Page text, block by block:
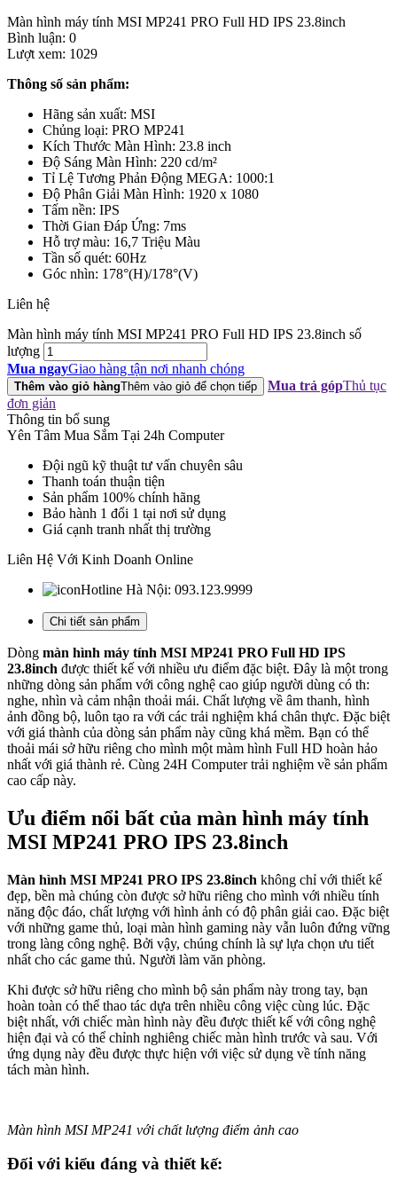
Màn hình máy tính MSI MP241 PRO Full HD IPS 23.8inch
Bình luận: 0
Lượt xem: 1029
Thông số sản phẩm:
Hãng sản xuất: MSI
Chủng loại: PRO MP241
Kích Thước Màn Hình: 23.8 inch
Độ Sáng Màn Hình: 220 cd/m²
Tỉ Lệ Tương Phản Động MEGA: 1000:1
Độ Phân Giải Màn Hình: 1920 x 1080
Tấm nền: IPS
Thời Gian Đáp Ứng: 7ms
Hỗ trợ màu: 16,7 Triệu Màu
Tần số quét: 60Hz
Góc nhìn: 178°(H)/178°(V)
Liên hệ
Màn hình máy tính MSI MP241 PRO Full HD IPS 23.8inch số
lượng
Mua ngayGiao hàng tận nơi nhanh chóng
Thêm vào giỏ hàngThêm vào giỏ để chọn tiếp Mua trả gópThủ tục
đơn giản
Thông tin bổ sung
Yên Tâm Mua Sắm Tại 24h Computer
Đội ngũ kỹ thuật tư vấn chuyên sâu
Thanh toán thuận tiện
Sản phẩm 100% chính hãng
Bảo hành 1 đổi 1 tại nơi sử dụng
Giá cạnh tranh nhất thị trường
Liên Hệ Với Kinh Doanh Online
Hotline Hà Nội: 093.123.9999
Chi tiết sản phẩm
Dòng màn hình máy tính MSI MP241 PRO Full HD IPS
23.8inch được thiết kế với nhiều ưu điểm đặc biệt. Đây là một trong
những dòng sản phẩm với công nghệ cao giúp người dùng có th:
nghe, nhìn và cảm nhận thoải mái. Chất lượng về âm thanh, hình
ảnh đồng bộ, luôn tạo ra với các trải nghiệm khá chân thực. Đặc biệt
với giá thành của dòng sản phẩm này cũng khá mềm. Bạn có thể
thoải mái sở hữu riêng cho mình một màm hình Full HD hoàn hảo
nhất với giá thành rẻ. Cùng 24H Computer trải nghiệm về sản phẩm
cao cấp này.
Ưu điểm nổi bất của màn hình máy tính
MSI MP241 PRO IPS 23.8inch
Màn hình MSI MP241 PRO IPS 23.8inch không chỉ với thiết kế
đẹp, bền mà chúng còn được sở hữu riêng cho mình với nhiều tính
năng độc đáo, chất lượng với hình ảnh có độ phân giải cao. Đặc biệt
với những game thủ, loại màn hình gaming này vẫn luôn đứng vững
trong làng công nghệ. Bởi vậy, chúng chính là sự lựa chọn ưu tiết
nhất cho các game thủ. Người làm văn phòng.
Khi được sở hữu riêng cho mình bộ sản phẩm này trong tay, bạn
hoàn toàn có thể thao tác dựa trên nhiều công việc cùng lúc. Đặc
biệt nhất, với chiếc màn hình này đều được thiết kế với công nghệ
hiện đại và có thể chỉnh nghiêng chiếc màn hình trước và sau. Với
ứng dụng này đều được thực hiện với việc sử dụng về tính năng
tách màn hình.
Màn hình MSI MP241 với chất lượng điểm ảnh cao
Đối với kiểu đáng và thiết kế: